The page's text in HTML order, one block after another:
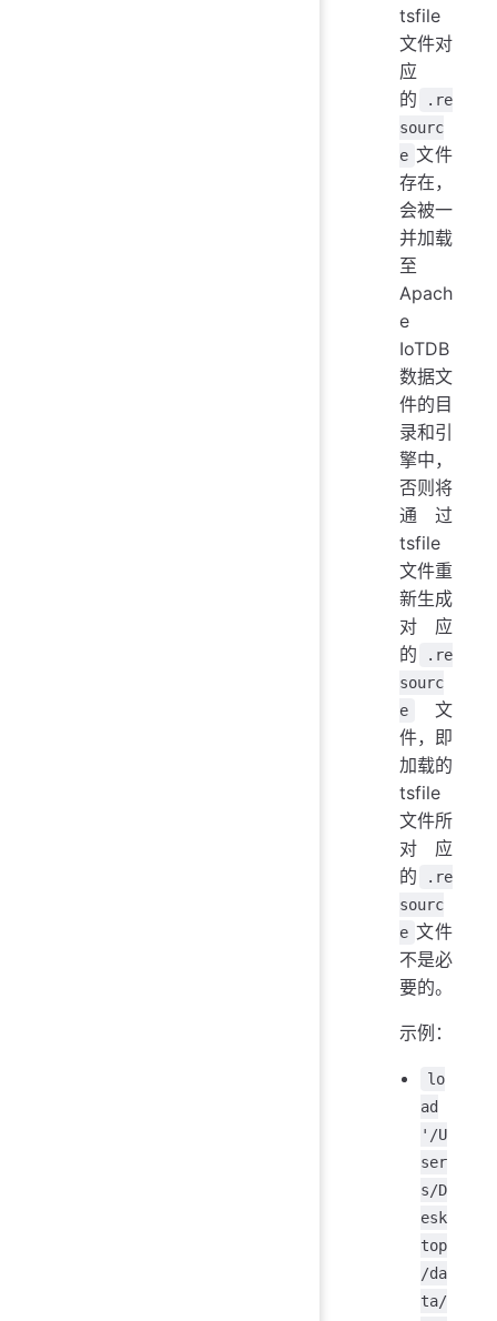
tsfile
文件对
应
的
.re
sourc
e 文件
存在，
会被一
并加载
至
Apach
e
IoTDB
数据文
件的目
录和引
擎中，
否则将
通过
tsfile
文件重
新生成
对应
的
.re
sourc
e
文
件，即
加载的
tsfile
文件所
对应
的
.re
sourc
e 文件
不是必
要的。
示例：
lo
ad
'/U
ser
s/D
esk
top
/da
ta/